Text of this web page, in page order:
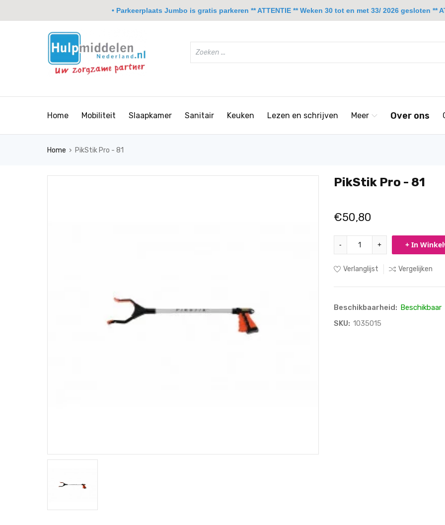
Home Mobiliteit Slaapkamer Sanitair Keuken Lezen en schrijven Meer Over ons
Home › PikStik Pro - 81
PikStik Pro - 81
€50,80
- + + In
Verlanglijst Vergelijken
Beschikbaarheid: Beschikbaar
SKU: 1035015
• Parkeerplaats Jumbo is gratis parkeren ** ATTENTIE ** Weken 30 tot en met 33/ 2026 gesloten **